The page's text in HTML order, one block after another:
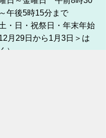
午後5時15分まで
土・日・祝祭日・年末年始
月29日から1月3日＞は
）